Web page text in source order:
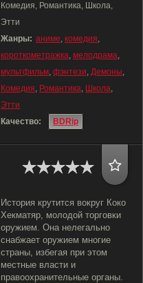
Комедия, Романтика, Школа,
Этти
Жанры: аниме, комедия,
короткометражка, мелодрама,
мультфильм, фэнтези, Демоны,
Комедия, Романтика, Школа,
Этти
Качество:
BDRip
История крутится вокруг Коко
Хекматяр, молодой торговки
оружием. Она нелегально
снабжает оружием многие
страны, избегая при этом
местные власти и
правоохранительные органы.